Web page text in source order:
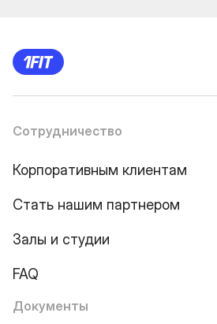
Сотрудничество
Корпоративным клиентам
Стать нашим партнером
Залы и студии
FAQ
Документы